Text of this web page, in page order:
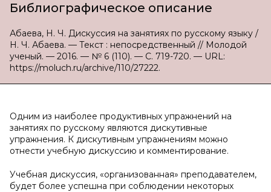
Библиографическое описание
Абаева, Н. Ч. Дискуссия на занятиях по русскому языку /
Н. Ч. Абаева. — Текст : непосредственный // Молодой
ученый. — 2016. — № 6 (110). — С. 719-720. — URL:
https://moluch.ru/archive/110/27222.
Одним из наиболее продуктивных упражнений на
занятиях по русскому являются дискутивные
упражнения. К дискутивным упражнениям можно
отнести учебную дискуссию и комментирование.
Учебная дискуссия, «организованная» преподавателем,
будет более успешна при соблюдении некоторых